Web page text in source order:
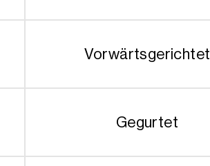
Vorwärtsgerichtet
Gegurtet